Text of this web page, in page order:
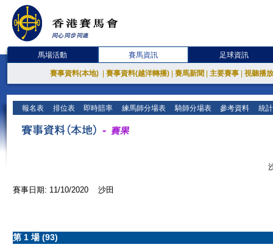
馬場活動 賽馬資訊 足球資訊
賽事資料(本地) 賽事資料(越洋轉播) 賽馬新聞 主要賽事 視聽播
報名表 排位表 即時賠率 練馬師分場表 騎師分場表 參考資料 統
賽事日期: 11/10/2020 沙田
第 1 場 (93)